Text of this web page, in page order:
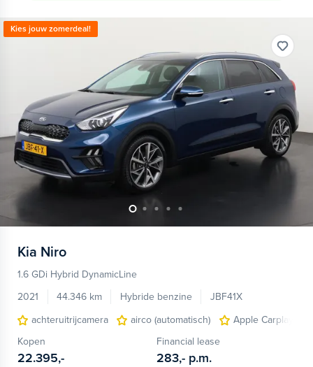
Kies jouw zomerdeal!
Kia Niro
1.6 GDi Hybrid DynamicLine
2021
44.346 km Hybride benzine
JBF41X
achteruitrijcamera
airco (automatisch)
Apple Carplay/
Kopen
22.395,-
Financial lease
283,- p.m.